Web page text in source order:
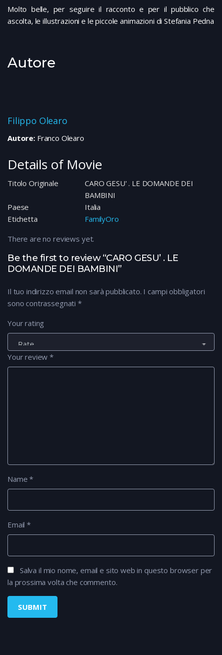
Molto belle, per seguire il racconto e per il pubblico che
ascolta, le illustrazioni e le piccole animazioni di Stefania Pedna
Autore
Filippo Olearo
Autore:Franco Olearo
Details of Movie
Titolo Originale
CARO GESU' . LE DOMANDE DEI
BAMBINI
Paese
Italia
Etichetta
FamilyOro
Be the first to review “CARO GESU’ . LE
DOMANDE DEI BAMBINI”
Il tuo indirizzo email non sarà pubblicato. I campi obbligatori
sono contrassegnati *
Your rating
Your review*
Name*
Email*
Salva il mio nome, email e sito web in questo browser per
la prossima volta che commento.
There are no reviews yet.